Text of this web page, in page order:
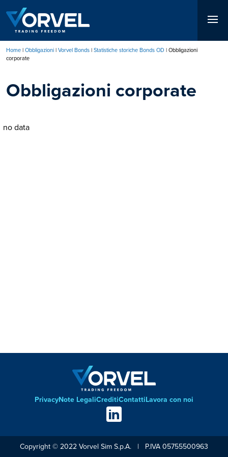
contenuto
principale
Briciole
di
pane
Home Obbligazioni Vorvel Bonds Statistiche storiche Bonds OD Obbligazioni
corporate
Obbligazioni corporate
no data
Footer
PrivacyNote LegaliCreditiContattiLavora con noi
Social
links
Copyright © 2022 Vorvel Sim S.p.A. | P.IVA 05755500963